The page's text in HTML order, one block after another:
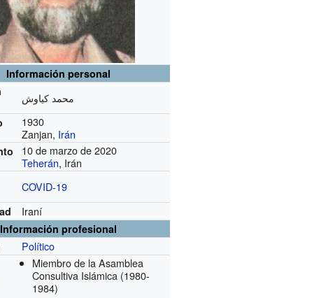
Información personal
محمد کیاوش
1930
Zanjan, Irán
10 de marzo de 2020
Teherán, Irán
COVID-19
Iraní
Información profesional
Político
Miembro de la Asamblea
Consultiva Islámica (1980-
1984)